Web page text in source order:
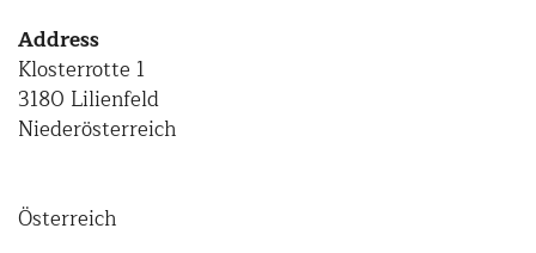
Address
Klosterrotte 1
3180 Lilienfeld
Niederösterreich
Österreich